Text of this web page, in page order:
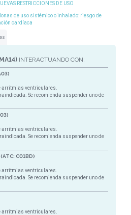
RESTRICCIONES DE USO
de uso sistémico o inhalado: riesgo de
cardíaca
INTERACTUANDO CON:
arritmias ventriculares.
Se recomienda suspender uno de
arritmias ventriculares.
Se recomienda suspender uno de
C01BD)
arritmias ventriculares.
Se recomienda suspender uno de
arritmias ventriculares.